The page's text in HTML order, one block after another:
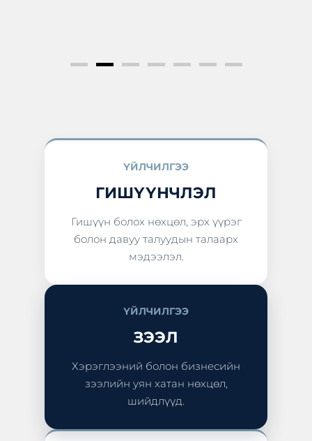
ҮЙЛЧИЛГЭЭ
ГИШҮҮНЧЛЭЛ
Гишүүн болох нөхцөл, эрх үүрэг
болон давуу талуудын талаарх
мэдээлэл.
ҮЙЛЧИЛГЭЭ
ЗЭЭЛ
Хэрэглээний болон бизнесийн
зээлийн уян хатан нөхцөл,
шийдлүүд.